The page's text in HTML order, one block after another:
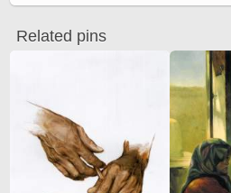
Related pins